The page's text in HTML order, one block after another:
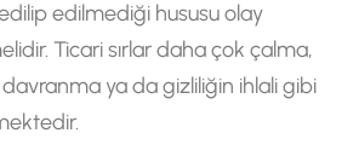
edilmediği hususu olay
Ticari sırlar daha çok çalma,
davranma ya da gizliliğin ihlali gibi